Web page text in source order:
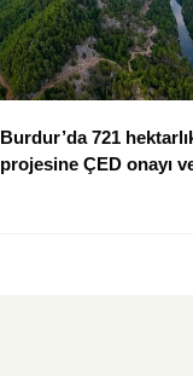
Burdur’da 721
projesine ÇED onayı